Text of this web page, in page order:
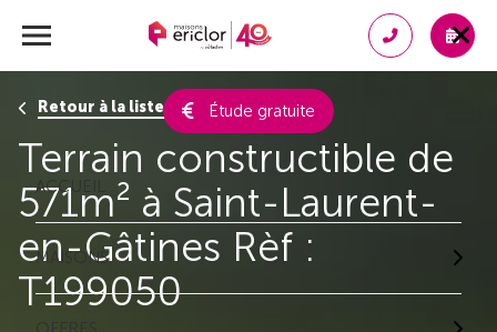
Étude gratuite
ACCUEIL
MAISONS
Retour à la liste des résultats
Terrain constructible de
571m² à Saint-Laurent-
en-Gâtines Rèf :
T199050